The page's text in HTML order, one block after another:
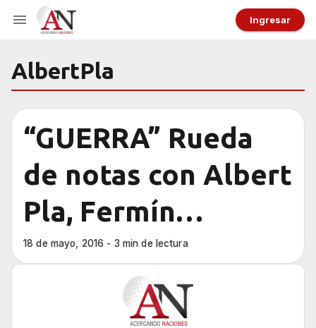
Ingresar
AlbertPla
“GUERRA” Rueda
de notas con Albert
Pla, Fermín
Muguruza y Raul
Fernàndez
18 de mayo, 2016 - 3 min de lectura